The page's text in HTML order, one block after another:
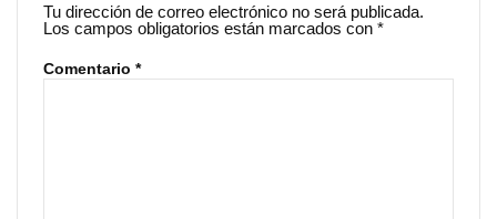
Tu dirección de correo electrónico no será publicada.
Los campos obligatorios están marcados con *
Comentario *